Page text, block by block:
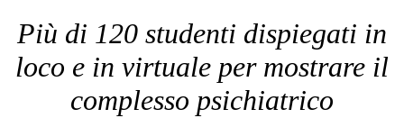
Più di 120 studenti dispiegati in
loco e in virtuale per mostrare il
complesso psichiatrico